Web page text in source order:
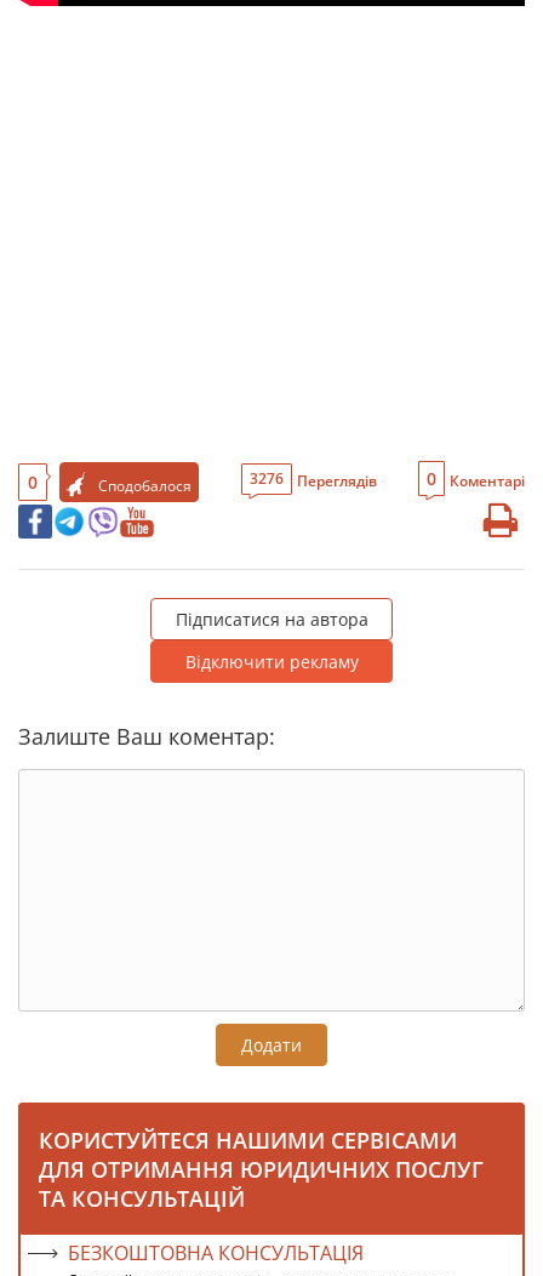
0 Сподобалося 3276 Переглядів 0 Коментарі
Підписатися на автора
Відключити рекламу
Залиште Ваш коментар:
Додати
КОРИСТУЙТЕСЯ НАШИМИ СЕРВІСАМИ
ДЛЯ ОТРИМАННЯ ЮРИДИЧНИХ ПОСЛУГ
ТА КОНСУЛЬТАЦІЙ
БЕЗКОШТОВНА КОНСУЛЬТАЦІЯ